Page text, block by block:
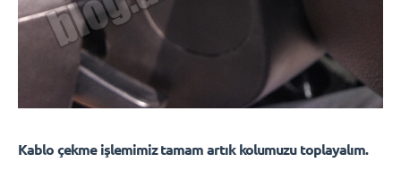
Kablo çekme işlemimiz tamam artık kolumuzu toplayalım.